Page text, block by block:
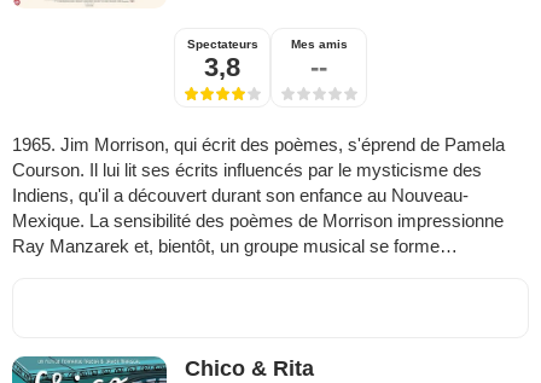
Spectateurs
3,8
Mes amis
--
1965. Jim Morrison, qui écrit des poèmes, s'éprend de Pamela
Courson. Il lui lit ses écrits influencés par le mysticisme des
Indiens, qu'il a découvert durant son enfance au Nouveau-
Mexique. La sensibilité des poèmes de Morrison impressionne
Ray Manzarek et, bientôt, un groupe musical se forme…
Chico & Rita